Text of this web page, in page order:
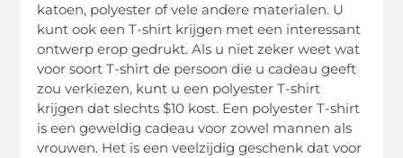
katoen, polyester of vele andere materialen. U
kunt ook een T-shirt krijgen met een interessant
ontwerp erop gedrukt. Als u niet zeker weet wat
voor soort T-shirt de persoon die u cadeau geeft
zou verkiezen, kunt u een polyester T-shirt
krijgen dat slechts $10 kost. Een polyester T-shirt
is een geweldig cadeau voor zowel mannen als
vrouwen. Het is een veelzijdig geschenk dat voor